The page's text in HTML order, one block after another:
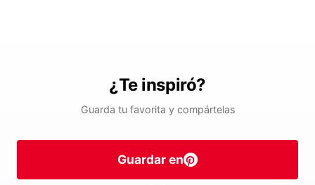
¿Te inspiró?
Guarda tu favorita y compártelas
Guardar en